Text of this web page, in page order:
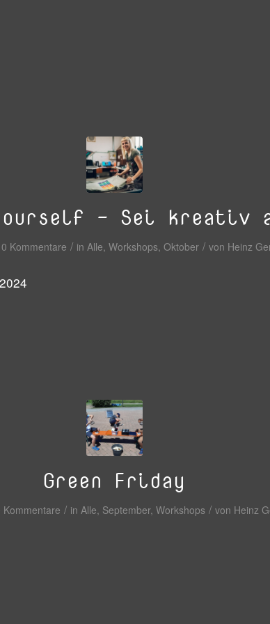
– Sei kreativ
0 Kommentare / in Alle, Workshops, Oktober / von Heinz
Green Friday
Kommentare / in Alle, September, Workshops / von Heinz